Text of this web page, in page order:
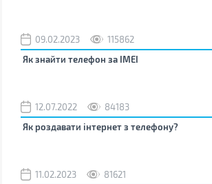
09.02.2023
115862
Як знайти телефон за IMEI
12.07.2022
84183
Як роздавати інтернет з телефону?
11.02.2023 81621